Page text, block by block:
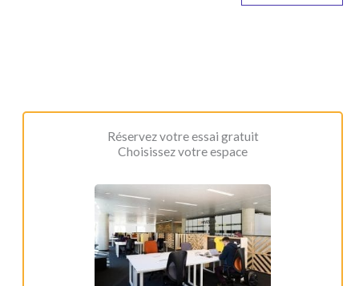
Réservez votre essai gratuit
Choisissez votre espace